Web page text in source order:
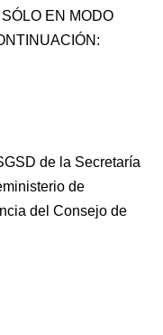
EN MODO
de la Secretaría
de
del Consejo de